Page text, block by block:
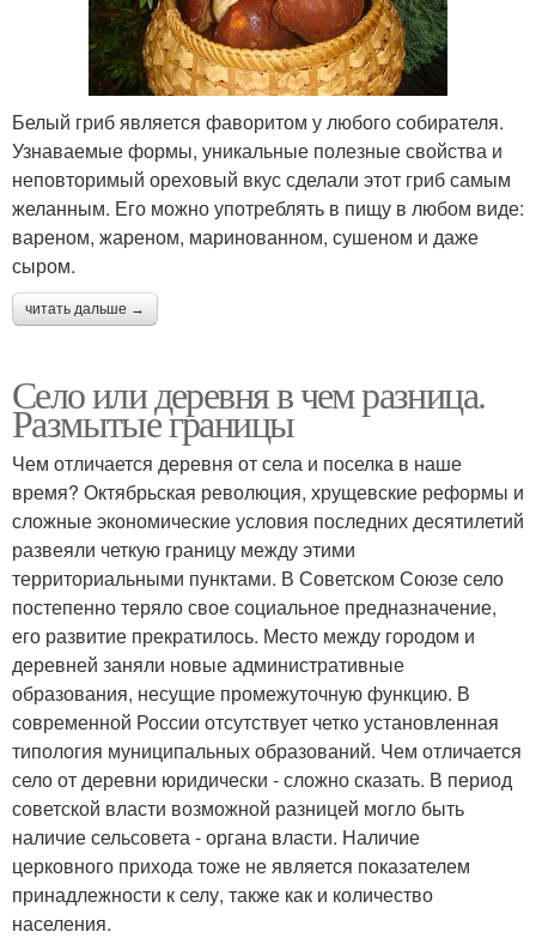
Белый гриб является фаворитом у любого собирателя.
Узнаваемые формы, уникальные полезные свойства и
неповторимый ореховый вкус сделали этот гриб самым
желанным. Его можно употреблять в пищу в любом виде:
вареном, жареном, маринованном, сушеном и даже
сыром.
читать дальше →
Село или деревня в чем разница.
Размытые границы
Чем отличается деревня от села и поселка в наше
время? Октябрьская революция, хрущевские реформы и
сложные экономические условия последних десятилетий
развеяли четкую границу между этими
территориальными пунктами. В Советском Союзе село
постепенно теряло свое социальное предназначение,
его развитие прекратилось. Место между городом и
деревней заняли новые административные
образования, несущие промежуточную функцию. В
современной России отсутствует четко установленная
типология муниципальных образований. Чем отличается
село от деревни юридически - сложно сказать. В период
советской власти возможной разницей могло быть
наличие сельсовета - органа власти. Наличие
церковного прихода тоже не является показателем
принадлежности к селу, также как и количество
населения.